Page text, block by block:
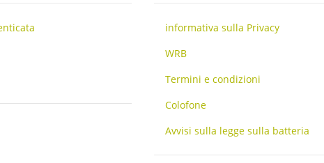
informativa sulla Privacy
WRB
Termini e condizioni
Colofone
Avvisi sulla legge sulla batteria